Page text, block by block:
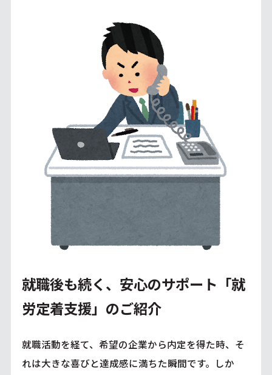
就職後も続く、安心のサポート「就
労定着支援」のご紹介
就職活動を経て、希望の企業から内定を得た時、そ
れは大きな喜びと達成感に満ちた瞬間です。しか